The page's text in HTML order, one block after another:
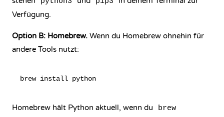
Verfügung.
Option B: Homebrew. Wenn du Homebrew ohnehin für
andere Tools nutzt:
Homebrew hält Python aktuell, wenn du
brew